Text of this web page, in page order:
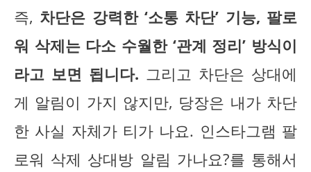
즉, 차단은 강력한 ‘소통 차단’ 기능, 팔로
워 삭제는 다소 수월한 ‘관계 정리’ 방식이
라고 보면 됩니다. 그리고 차단은 상대에
게 알림이 가지 않지만, 당장은 내가 차단
한 사실 자체가 티가 나요. 인스타그램 팔
로워 삭제 상대방 알림 가나요?를 통해서